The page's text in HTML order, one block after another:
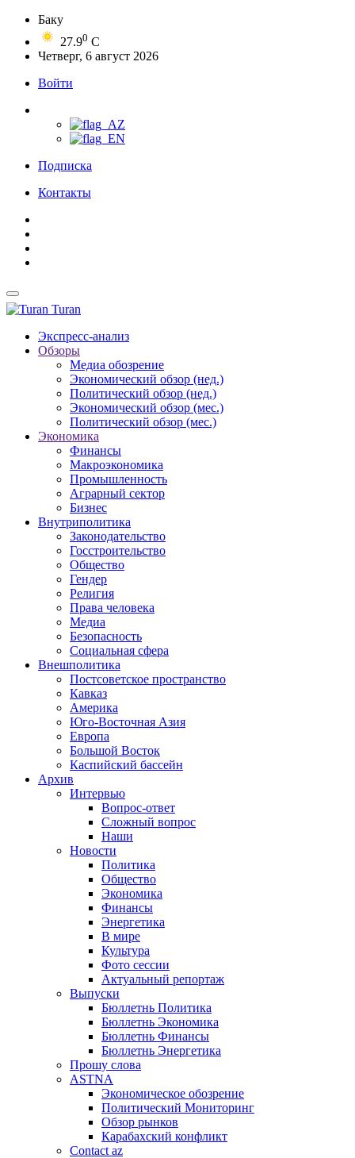
Баку
27.90 C
Четверг, 6 август 2026
Войти
Подписка
Контакты
Turan
Экспресс-анализ
Обзоры
Медиа обозрение
Экономический обзор (нед.)
Политический обзор (нед.)
Экономический обзор (мес.)
Политический обзор (мес.)
Экономика
Финансы
Макроэкономика
Промышленность
Аграрный сектор
Бизнес
Внутриполитика
Законодательство
Госстроительство
Общество
Гендер
Религия
Права человека
Медиа
Безопасность
Социальная сфера
Внешполитика
Постсоветское пространство
Кавказ
Америка
Юго-Восточная Азия
Европа
Большой Восток
Каспийский бассейн
Архив
Интервью
Вопрос-ответ
Сложный вопрос
Наши
Новости
Политика
Общество
Экономика
Финансы
Энергетика
В мире
Культура
Фото сессии
Актуальный репортаж
Выпуски
Бюллетнь Политика
Бюллетнь Экономика
Бюллетнь Финансы
Бюллетнь Энергетика
Прошу слова
ASTNA
Экономическое обозрение
Политический Мониторинг
Обзор рынков
Карабахский конфликт
Contact az